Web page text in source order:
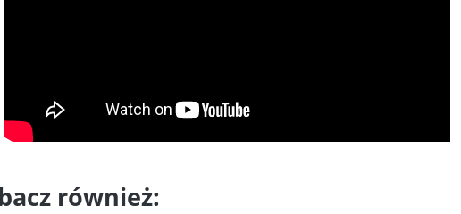
również: